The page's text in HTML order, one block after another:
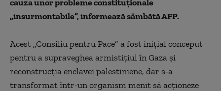
cauza unor probleme constituţionale
„insurmontabile”, informează sâmbătă AFP.
Acest „Consiliu pentru Pace” a fost iniţial conceput
pentru a supraveghea armistiţiul în Gaza şi
reconstrucţia enclavei palestiniene, dar s-a
transformat într-un organism menit să acţioneze